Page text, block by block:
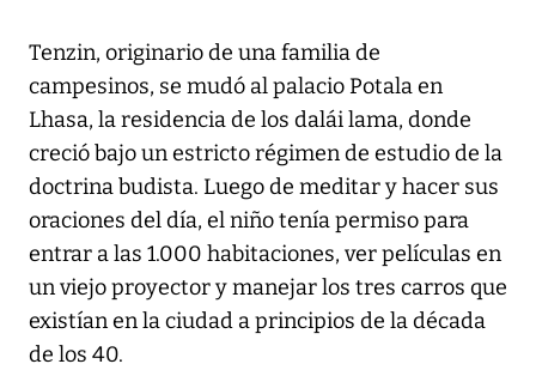
Tenzin, originario de una familia de
campesinos, se mudó al palacio Potala en
Lhasa, la residencia de los dalái lama, donde
creció bajo un estricto régimen de estudio de la
doctrina budista. Luego de meditar y hacer sus
oraciones del día, el niño tenía permiso para
entrar a las 1.000 habitaciones, ver películas en
un viejo proyector y manejar los tres carros que
existían en la ciudad a principios de la década
de los 40.